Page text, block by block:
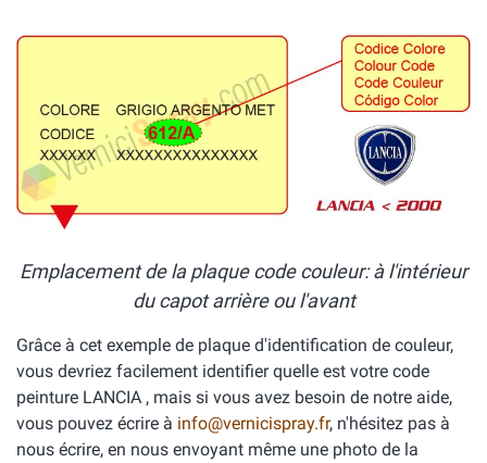
Emplacement de la plaque code couleur: à l'intérieur
du capot arrière ou l'avant
Grâce à cet exemple de plaque d'identification de couleur,
vous devriez facilement identifier quelle est votre code
peinture LANCIA , mais si vous avez besoin de notre aide,
vous pouvez écrire à info@vernicispray.fr, n'hésitez pas à
nous écrire, en nous envoyant même une photo de la